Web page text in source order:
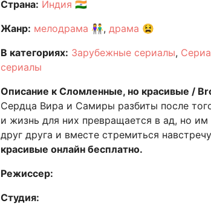
Страна: Индия 🇮🇳
Жанр: мелодрама 👫 драма 😫
В категориях: Зарубежные сериалы
сериалы
Описание к Сломленные, но красивые /
Сердца Вира и Самиры разбиты после
и жизнь для них превращается в ад, но
друг друга и вместе стремиться
красивые онлайн бесплатно.
Режиссер:
Студия: